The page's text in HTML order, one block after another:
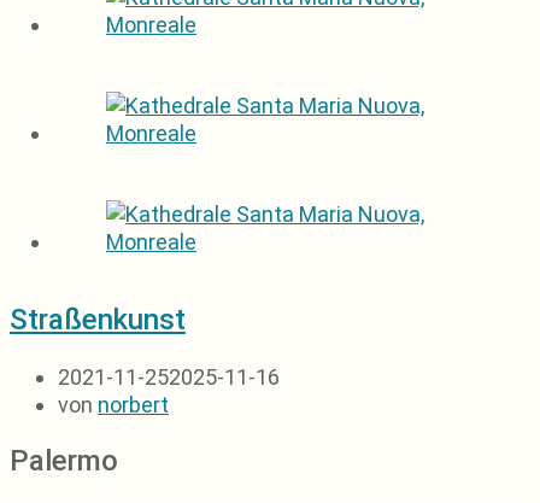
Straßenkunst
2021-11-252025-11-16
von norbert
Palermo